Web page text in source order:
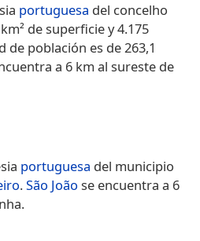
portuguesa del concelho
de superficie y 4.175
de población es de 263,1
a 6 km al sureste de
portuguesa del municipio
.São João se encuentra a 6